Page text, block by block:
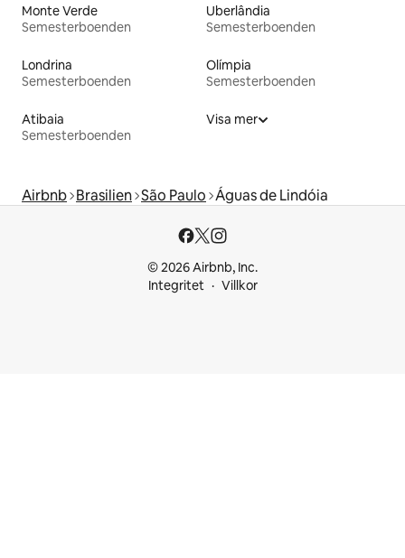
Monte Verde
Semesterboenden
Uberlândia
Semesterboenden
Londrina
Semesterboenden
Olímpia
Semesterboenden
Atibaia
Semesterboenden
Visa mer
Airbnb Brasilien São Paulo Águas de Lindóia
© 2026 Airbnb, Inc.
Integritet
Villkor